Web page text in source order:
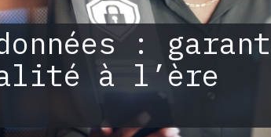
:
à l’ère